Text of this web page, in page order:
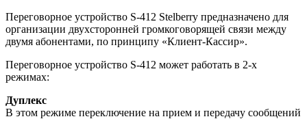
Переговорное устройство S-412 Stelberry предназначено для
организации двухсторонней громкоговорящей связи между
двумя абонентами, по принципу «Клиент-Кассир».
Переговорное устройство S-412 может работать в 2-х
режимах:
Дуплекс
В этом режиме переключение на прием и передачу сообщений